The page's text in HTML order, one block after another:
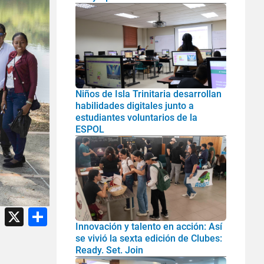
Facebook
X Share
Niños de Isla Trinitaria desarrollan
habilidades digitales junto a
estudiantes voluntarios de la
ESPOL
Innovación y talento en acción: Así
se vivió la sexta edición de Clubes:
Ready. Set. Join